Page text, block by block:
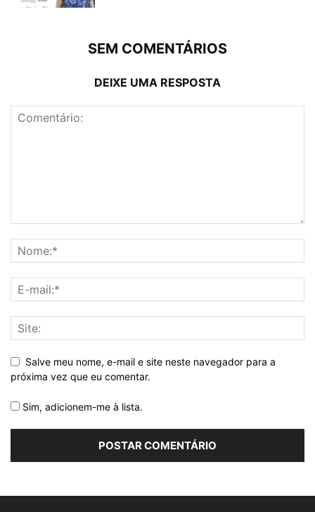
SEM COMENTÁRIOS
DEIXE UMA RESPOSTA
Salve meu nome, e-mail e site neste navegador para a
próxima vez que eu comentar.
Sim, adicionem-me à lista.